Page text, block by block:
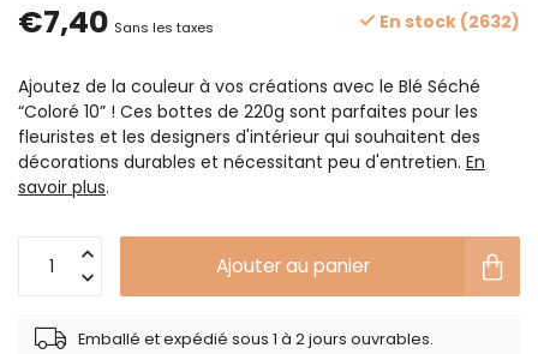
€7,40 Sans les taxes En stock (2632)
Ajoutez de la couleur à vos créations avec le Blé Séché
“Coloré 10” ! Ces bottes de 220g sont parfaites pour les
fleuristes et les designers d'intérieur qui souhaitent des
décorations durables et nécessitant peu d'entretien. En
savoir plus.
Ajouter au panier
Emballé et expédié sous 1 à 2 jours ouvrables.